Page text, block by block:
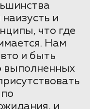
и
что где
Нам
и быть
выполненных
и